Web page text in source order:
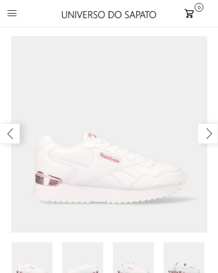
Carrinho
0